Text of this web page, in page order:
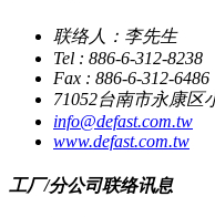
联络人：李先生
Tel : 886-6-312-8238
Fax : 886-6-312-6486
71052台南市永康区
info@defast.com.tw
www.defast.com.tw
工厂/分公司联络讯息